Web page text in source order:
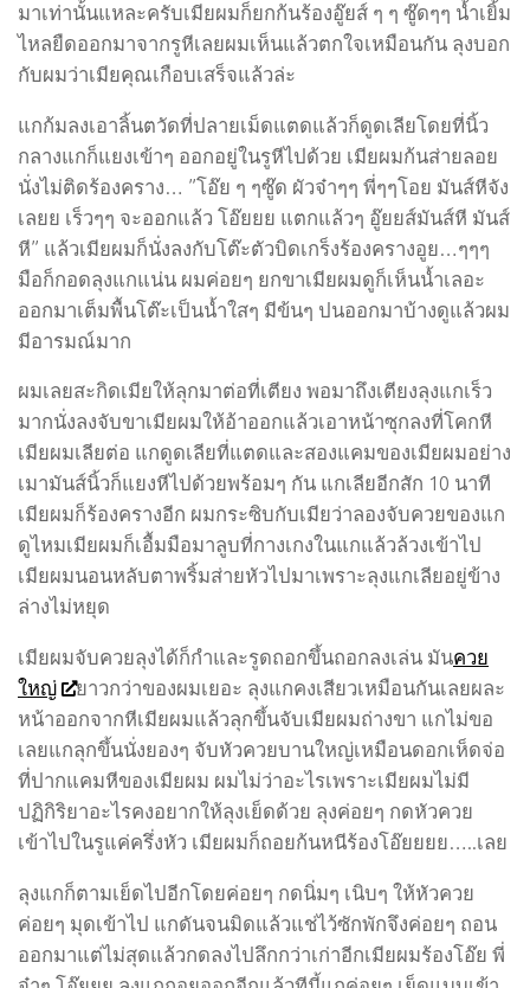
มาเท่านั้นแหละครับเมียผมก็ยกก้นร้องอู๊ยส์ ๆ ๆ ซู๊ดๆๆ น้ำเยิ้ม
ไหลยืดออกมาจากรูหีเลยผมเห็นแล้วตกใจเหมือนกัน ลุงบอก
กับผมว่าเมียคุณเกือบเสร็จแล้วล่ะ
แกก้มลงเอาลิ้นตวัดที่ปลายเม็ดแตดแล้วก็ดูดเลียโดยที่นิ้ว
กลางแกก็แยงเข้าๆ ออกอยู่ในรูหีไปด้วย เมียผมก้นส่ายลอย
นั่งไม่ติดร้องคราง… ”โอ๊ย ๆ ๆซู๊ด ผัวจ๋าๆๆ พี่ๆๆโอย มันส์หีจัง
เลยย เร็วๆๆ จะออกแล้ว โอ๊ยยย แตกแล้วๆ อู๊ยยส์มันส์หี มันส์
หี” แล้วเมียผมก็นั่งลงกับโต๊ะตัวบิดเกร็งร้องครางอูย…ๆๆๆ
มือก็กอดลุงแกแน่น ผมค่อยๆ ยกขาเมียผมดูก็เห็นน้ำเลอะ
ออกมาเต็มพื้นโต๊ะเป็นน้ำใสๆ มีข้นๆ ปนออกมาบ้างดูแล้วผม
มีอารมณ์มาก
ผมเลยสะกิดเมียให้ลุกมาต่อที่เตียง พอมาถึงเตียงลุงแกเร็ว
มากนั่งลงจับขาเมียผมให้อ้าออกแล้วเอาหน้าซุกลงที่โคกหี
เมียผมเลียต่อ แกดูดเลียที่แตดและสองแคมของเมียผมอย่าง
เมามันส์นิ้วก็แยงหีไปด้วยพร้อมๆ กัน แกเลียอีกสัก 10 นาที
เมียผมก็ร้องครางอีก ผมกระซิบกับเมียว่าลองจับควยของแก
ดูไหมเมียผมก็เอื้มมือมาลูบที่กางเกงในแกแล้วล้วงเข้าไป
เมียผมนอนหลับตาพริ้มส่ายหัวไปมาเพราะลุงแกเลียอยู่ข้าง
ล่างไม่หยุด
เมียผมจับควยลุงได้ก็กำและรูดถอกขึ้นถอกลงเล่น มันควย
ใหญ่
ยาวกว่าของผมเยอะ ลุงแกคงเสียวเหมือนกันเลยผละ
หน้าออกจากหีเมียผมแล้วลุกขึ้นจับเมียผมถ่างขา แกไม่ขอ
เลยแกลุกขึ้นนั่งยองๆ จับหัวควยบานใหญ่เหมือนดอกเห็ดจ่อ
ที่ปากแคมหีของเมียผม ผมไม่ว่าอะไรเพราะเมียผมไม่มี
ปฏิกิริยาอะไรคงอยากให้ลุงเย็ดด้วย ลุงค่อยๆ กดหัวควย
เข้าไปในรูแค่ครึ่งหัว เมียผมก็ถอยก้นหนีร้องโอ๊ยยยย…..เลย
ลุงแกก็ตามเย็ดไปอีกโดยค่อยๆ กดนิ่มๆ เนิบๆ ให้หัวควย
ค่อยๆ มุดเข้าไป แกดันจนมิดแล้วแช่ไว้ซักพักจึงค่อยๆ ถอน
ออกมาแต่ไม่สุดแล้วกดลงไปลึกกว่าเก่าอีกเมียผมร้องโอ๊ย พี่